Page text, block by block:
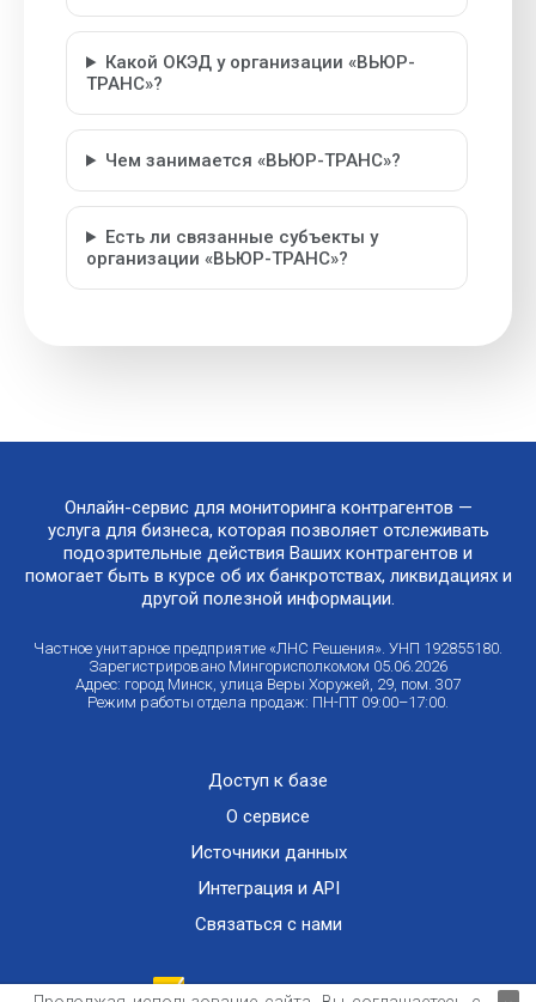
Какой ОКЭД у организации «ВЬЮР-
ТРАНС»?
Чем занимается «ВЬЮР-ТРАНС»?
Есть ли связанные субъекты у
организации «ВЬЮР-ТРАНС»?
Онлайн-сервис для мониторинга контрагентов —
услуга для бизнеса, которая позволяет отслеживать
подозрительные действия Ваших контрагентов и
помогает быть в курсе об их банкротствах, ликвидациях и
другой полезной информации.
Частное унитарное предприятие «ЛНС Решения». УНП 192855180.
Зарегистрировано Мингорисполкомом 05.06.2026
Адрес: город Минск, улица Веры Хоружей, 29, пом. 307
Режим работы отдела продаж: ПН-ПТ 09:00–17:00.
Доступ к базе
О сервисе
Источники данных
Интеграция и API
Связаться с нами